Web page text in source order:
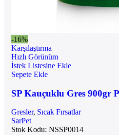
-16%
Karşılaştırma
Hızlı Görünüm
İstek Listesine Ekle
Sepete Ekle
SP Kauçuklu Gres 900gr
Gresler, Sıcak Fırsatlar
SarPet
Stok Kodu: NSSP0014